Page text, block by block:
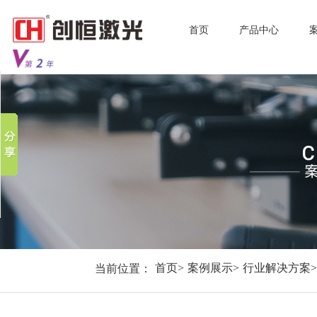
首页 产品中心
当前位置： 首页> 案例展示> 行业解决方案>
分享到
新浪微博
微信